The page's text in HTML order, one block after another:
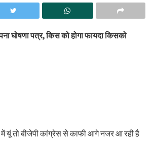
घोषणा पत्र, किस को होगा फायदा किसको
में यूं तो बीजेपी कांग्रेस से काफी आगे नजर आ रही है